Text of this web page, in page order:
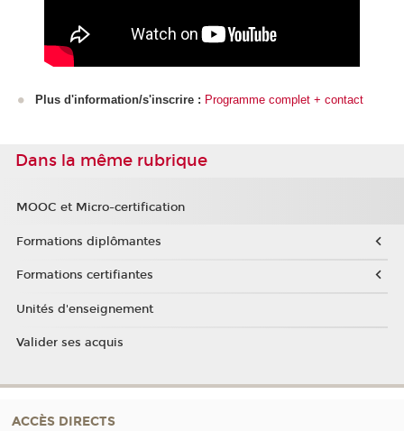
Plus d'information/s'inscrire : Programme complet + contact
Dans la même rubrique
MOOC et Micro-certification
Formations diplômantes
Formations certifiantes
Unités d'enseignement
Valider ses acquis
ACCÈS DIRECTS